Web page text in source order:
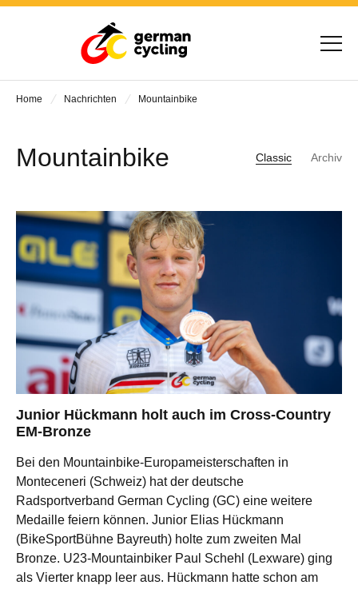
Home Nachrichten Mountainbike
Mountainbike Classic Archiv
Junior Hückmann holt auch im Cross-Country
EM-Bronze
Bei den Mountainbike-Europameisterschaften in
Monteceneri (Schweiz) hat der deutsche
Radsportverband German Cycling (GC) eine weitere
Medaille feiern können. Junior Elias Hückmann
(BikeSportBühne Bayreuth) holte zum zweiten Mal
Bronze. U23-Mountainbiker Paul Schehl (Lexware) ging
als Vierter knapp leer aus. Hückmann hatte schon am